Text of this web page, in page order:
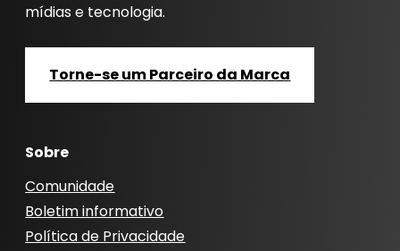
mídias e tecnologia.
Torne-se um Parceiro da Marca
Sobre
Comunidade
Boletim informativo
Política de Privacidade